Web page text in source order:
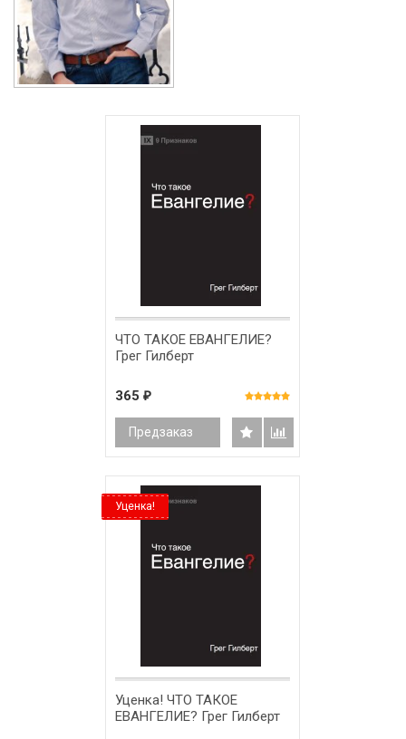
ЧТО ТАКОЕ ЕВАНГЕЛИЕ?
Грег Гилберт
365 ₽
Предзаказ
Уценка!
Уценка! ЧТО ТАКОЕ
ЕВАНГЕЛИЕ? Грег Гилберт